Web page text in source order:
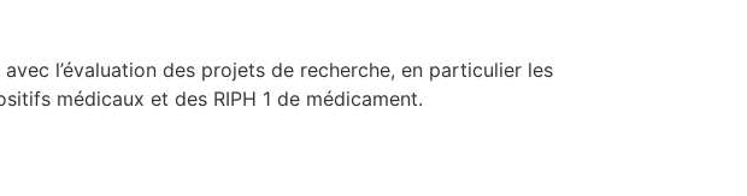
l’évaluation des projets de recherche, en particulier les
médicaux et des RIPH 1 de médicament.